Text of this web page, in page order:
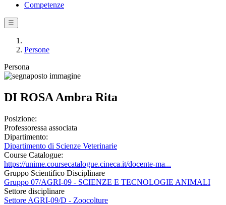
Competenze
☰
Persone
Persona
DI ROSA Ambra Rita
Posizione:
Professoressa associata
Dipartimento:
Dipartimento di Scienze Veterinarie
Course Catalogue:
https://unime.coursecatalogue.cineca.it/docente-ma...
Gruppo Scientifico Disciplinare
Gruppo 07/AGRI-09 - SCIENZE E TECNOLOGIE ANIMALI
Settore disciplinare
Settore AGRI-09/D - Zoocolture